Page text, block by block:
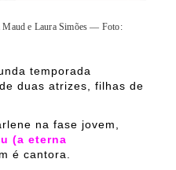
Simões — Foto:
temporada
duas atrizes, filhas de
na fase jovem,
(a eterna
é cantora.